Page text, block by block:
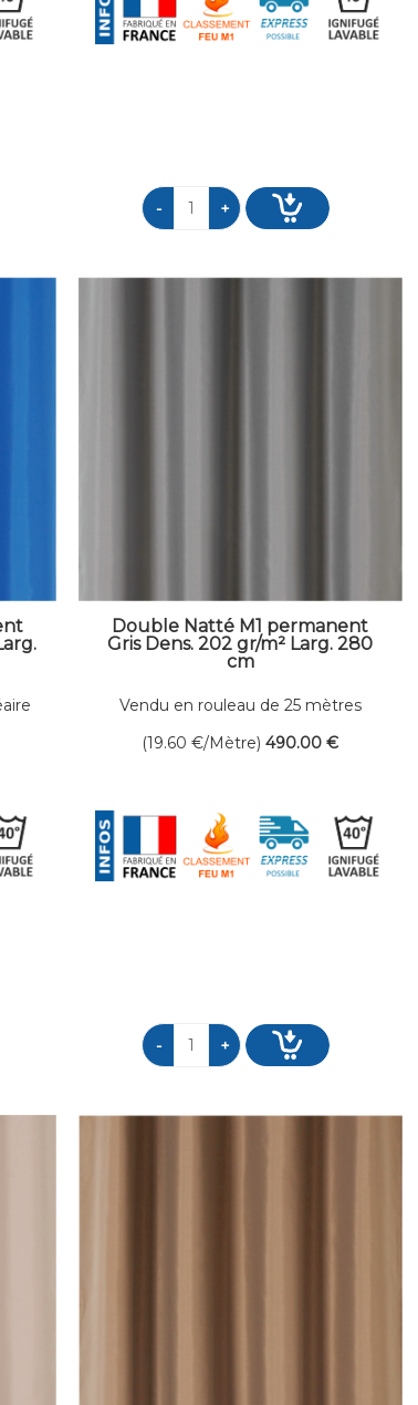
Double Natté M1 permanent
Gris Dens. 202 gr/m² Larg. 280
cm
Vendu en rouleau de 25 mètres
(19.60€/Mètre) 490.00 €